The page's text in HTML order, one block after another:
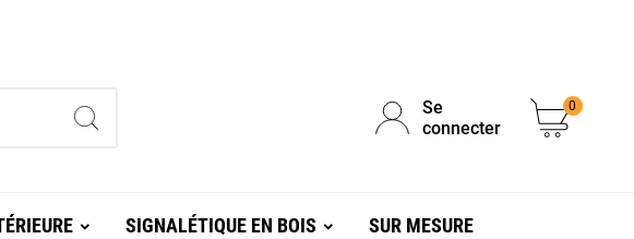
Se
connecter
0
SIGNALÉTIQUE EN BOIS SUR MESURE